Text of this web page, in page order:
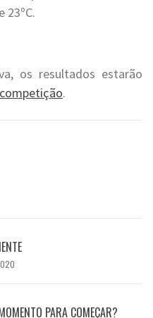
23ºC.
os resultados estarão
.
PARA COMEÇAR?